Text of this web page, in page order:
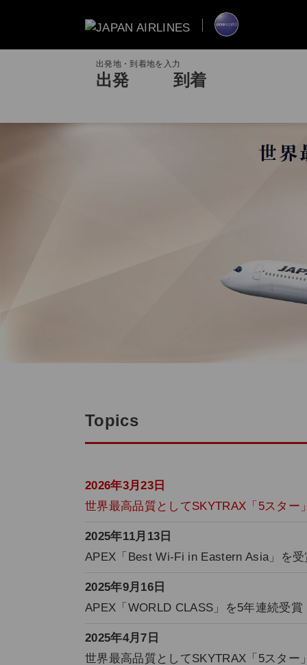
出発地・到着地を入力
出発 到着
Topics
2026年3月23日
世界最高品質としてSKYTRAX「5スター
2025年11月13日
APEX「Best Wi-Fi in Eastern Asia」を
2025年9月16日
APEX「WORLD CLASS」を5年連続受賞
2025年4月7日
世界最高品質としてSKYTRAX「5スター